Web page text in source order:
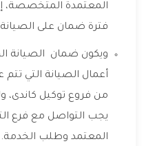
المعتمدة المتخصصة،
فترة ضمان على
ويكون ضمان الصيانة
أعمال الصيانة التي
من فروع توكيل كاندى،
يجب التواصل مع فرع
المعتمد وطلب الخدمة.